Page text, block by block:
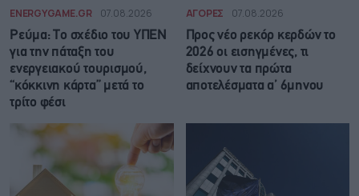
ENERGYGAME.GR 07.08.2026
Ρεύμα: Το σχέδιο του ΥΠΕΝ
για την πάταξη του
ενεργειακού τουρισμού,
“κόκκινη κάρτα” μετά το
τρίτο φέσι
ΑΓΟΡΕΣ 07.08.2026
Προς νέο ρεκόρ κερδών το
2026 οι εισηγμένες, τι
δείχνουν τα πρώτα
αποτελέσματα α’ 6μηνου